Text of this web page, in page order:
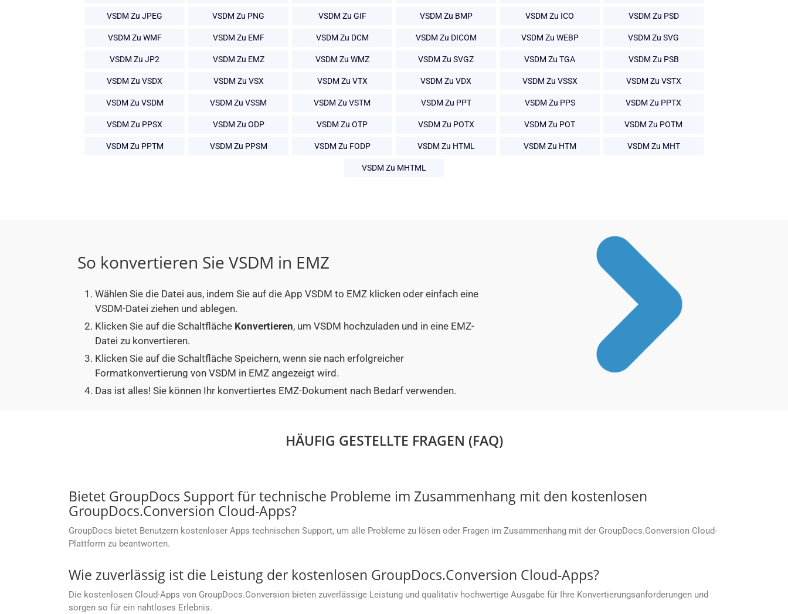
VSDM Zu JPEG VSDM Zu PNG VSDM Zu GIF VSDM Zu BMP VSDM Zu ICO VSDM Zu PSD
VSDM Zu WMF VSDM Zu EMF VSDM Zu DCM VSDM Zu DICOM VSDM Zu WEBP VSDM Zu SVG
VSDM Zu JP2 VSDM Zu EMZ VSDM Zu WMZ VSDM Zu SVGZ VSDM Zu TGA VSDM Zu PSB
VSDM Zu VSDX VSDM Zu VSX VSDM Zu VTX VSDM Zu VDX VSDM Zu VSSX VSDM Zu VSTX
VSDM Zu VSDM VSDM Zu VSSM VSDM Zu VSTM VSDM Zu PPT VSDM Zu PPS VSDM Zu PPTX
VSDM Zu PPSX VSDM Zu ODP VSDM Zu OTP VSDM Zu POTX VSDM Zu POT VSDM Zu POTM
VSDM Zu PPTM VSDM Zu PPSM VSDM Zu FODP VSDM Zu HTML VSDM Zu HTM VSDM Zu MHT
VSDM Zu MHTML
So konvertieren Sie VSDM in EMZ
Wählen Sie die Datei aus, indem Sie auf die App VSDM to EMZ klicken oder einfach eine
VSDM-Datei ziehen und ablegen.
Klicken Sie auf die Schaltfläche Konvertieren, um VSDM hochzuladen und in eine EMZ-
Datei zu konvertieren.
Klicken Sie auf die Schaltfläche Speichern, wenn sie nach erfolgreicher
Formatkonvertierung von VSDM in EMZ angezeigt wird.
Das ist alles! Sie können Ihr konvertiertes EMZ-Dokument nach Bedarf verwenden.
HÄUFIG GESTELLTE FRAGEN (FAQ)
Bietet GroupDocs Support für technische Probleme im Zusammenhang mit den kostenlosen
GroupDocs.Conversion Cloud-Apps?
GroupDocs bietet Benutzern kostenloser Apps technischen Support, um alle Probleme zu lösen oder Fragen im Zusammenhang mit der GroupDocs.Conversion Cloud-
Plattform zu beantworten.
Wie zuverlässig ist die Leistung der kostenlosen GroupDocs.Conversion Cloud-Apps?
Die kostenlosen Cloud-Apps von GroupDocs.Conversion bieten zuverlässige Leistung und qualitativ hochwertige Ausgabe für Ihre Konvertierungsanforderungen und
sorgen so für ein nahtloses Erlebnis.